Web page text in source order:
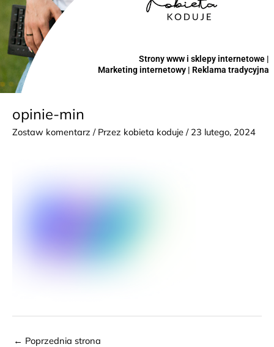
Strony www i sklepy internetowe |
Marketing internetowy | Reklama tradycyjna
opinie-min
Zostaw komentarz / Przez kobieta koduje / 23 lutego, 2024
← Poprzednia strona